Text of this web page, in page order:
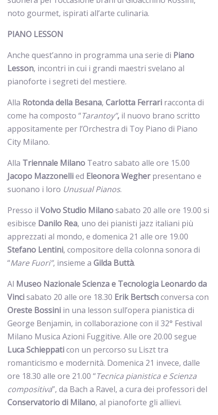
noto gourmet, ispirati all’arte culinaria.
PIANO LESSON
Anche quest’anno in programma una serie di Piano
Lesson, incontri in cui i grandi maestri svelano al
pianoforte i segreti del mestiere.
Alla Rotondadella Besana, Carlotta Ferrari racconta di
come ha composto “Tarantoy”, il nuovo brano scritto
appositamente per l’Orchestra di Toy Piano di Piano
City Milano.
Alla Triennale Milano Teatro sabato alle ore 15.00
Jacopo Mazzonellied Eleonora Wegherpresentano e
suonano i loro Unusual Pianos.
Presso il VolvoStudio Milanosabato 20 alle ore 19.00 si
esibisce Danilo Rea, uno dei pianisti jazz italiani più
apprezzati al mondo, e domenica 21 alle ore 19.00
Stefano Lentini, compositore della colonna sonora di
“Mare Fuori”, insieme a Gilda Buttà.
Al Museo Nazionale Scienza e Tecnologia Leonardo da
Vincisabato 20 alle ore 18.30 Erik Bertschconversa con
Oreste Bossini in una lesson sull’opera pianistica di
George Benjamin, in collaborazione con il 32° Festival
Milano Musica Azioni Fuggitive. Alle ore 20.00 segue
LucaSchieppaticon un percorso su Liszt tra
romanticismo e modernità. Domenica 21 invece, dalle
ore 18.30 alle ore 21.00 “Tecnica pianistica e Scienza
compositiva”, da Bach a Ravel, a cura dei professori del
Conservatoriodi Milano, al pianoforte gli allievi.